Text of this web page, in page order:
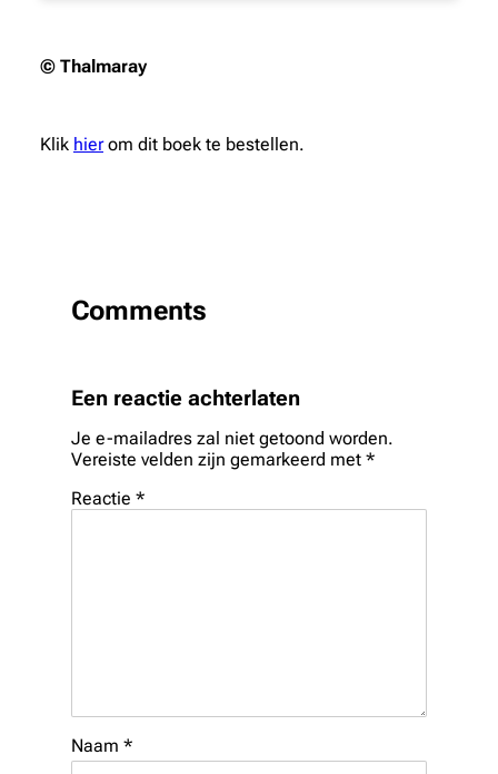
© Thalmaray
Klik hierom dit boek te bestellen.
Comments
Een reactie achterlaten
Je e-mailadres zal niet getoond worden.
Vereiste velden zijn gemarkeerd met *
Reactie *
Naam *